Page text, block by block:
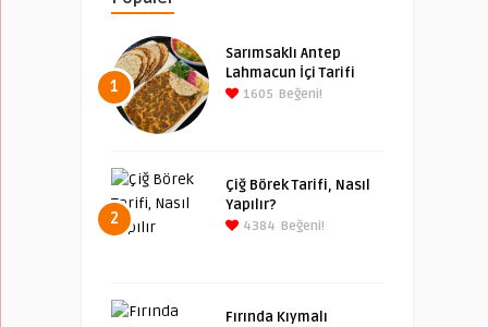
1
Sarımsaklı Antep
Lahmacun İçi Tarifi
1605 Beğeni!
2
Çiğ Börek Tarifi, Nasıl
Yapılır?
4384 Beğeni!
Fırında Kıymalı